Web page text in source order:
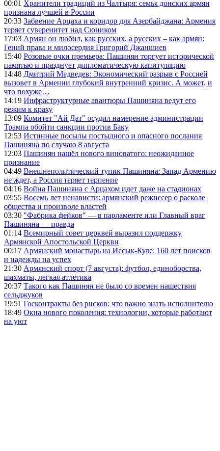
00:01 Хранители традиций из Чалтыря: семья донских армян
признана лучшей в России
20:33 Забвение Арцаха и коридор для Азербайджана: Армения
теряет суверенитет над Сюником
17:03 Армян он любил, как русских, а русских – как армян:
Гений права и милосердия Григорий Джаншиев
15:40 Розовые очки премьера: Пашинян торгует исторической
памятью и празднует дипломатическую капитуляцию
14:48 Дмитрий Медведев: Экономический разрыв с Россией
вызовет в Армении глубокий внутренний кризис. А может, и
что похуже…
14:19 Инфраструктурные авантюры Пашиняна ведут его
режим к краху
13:09 Комитет "Ай Дат" осудил намерение администрации
Трампа обойти санкции против Баку
12:53 Истинные посылы постыдного и опасного послания
Пашиняна по случаю 8 августа
12:03 Пашинян нашёл нового виноватого: неожиданное
признание
04:49 Внешнеполитический тупик Пашиняна: Запад Армению
не ждет, а Россия теряет терпение
04:16 Война Пашиняна с Арцахом идет даже на стадионах
03:55 Восемь лет ненависти: армянский режиссер о расколе
общества и произволе властей
03:30 "Фабрика фейков" — в парламенте или Главный враг
Пашиняна — правда
01:14 Всемирный совет церквей выразил поддержку
Армянской Апостольской Церкви
00:17 Армянский монастырь на Иссык-Куле: 160 лет поисков
и надежды на успех
21:30 Армянский спорт (7 августа): футбол, единоборства,
шахматы, легкая атлетика
20:37 Такого как Пашинян не было со времен нашествия
сельджуков
19:51 Госконтракты без рисков: что важно знать исполнителю
18:49 Окна нового поколения: технологии, которые работают
на уют